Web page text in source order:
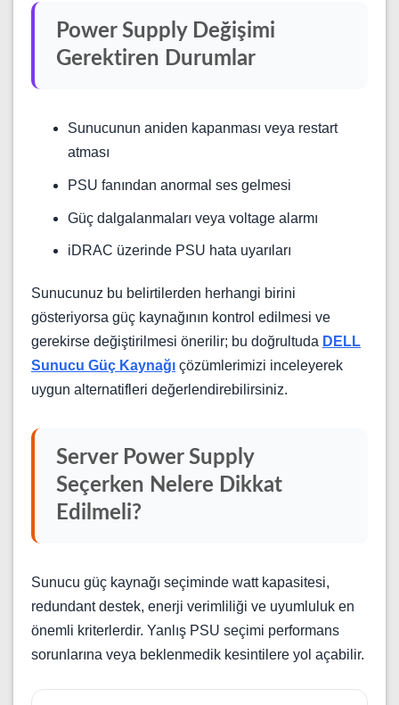
Power Supply Değişimi
Gerektiren Durumlar
Sunucunun aniden kapanması veya restart
atması
PSU fanından anormal ses gelmesi
Güç dalgalanmaları veya voltage alarmı
iDRAC üzerinde PSU hata uyarıları
Sunucunuz bu belirtilerden herhangi birini
gösteriyorsa güç kaynağının kontrol edilmesi ve
gerekirse değiştirilmesi önerilir; bu doğrultuda DELL
Sunucu Güç Kaynağı çözümlerimizi inceleyerek
uygun alternatifleri değerlendirebilirsiniz.
Server Power Supply
Seçerken Nelere Dikkat
Edilmeli?
Sunucu güç kaynağı seçiminde watt kapasitesi,
redundant destek, enerji verimliliği ve uyumluluk en
önemli kriterlerdir. Yanlış PSU seçimi performans
sorunlarına veya beklenmedik kesintilere yol açabilir.